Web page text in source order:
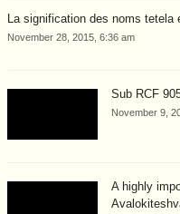
La signification des noms tetela
November 28, 2015, 6:36 am
Sub RCF
November 9,
A highly